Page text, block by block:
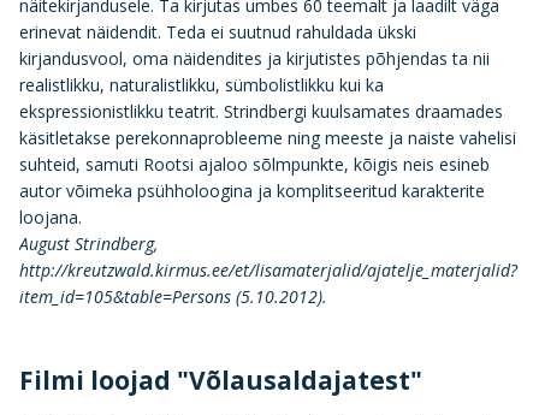
näitekirjandusele. Ta kirjutas umbes 60 teemalt ja laadilt väga
erinevat näidendit. Teda ei suutnud rahuldada ükski
kirjandusvool, oma näidendites ja kirjutistes põhjendas ta nii
realistlikku, naturalistlikku, sümbolistlikku kui ka
ekspressionistlikku teatrit. Strindbergi kuulsamates draamades
käsitletakse perekonnaprobleeme ning meeste ja naiste vahelisi
suhteid, samuti Rootsi ajaloo sõlmpunkte, kõigis neis esineb
autor võimeka psühholoogina ja komplitseeritud karakterite
loojana.
August Strindberg,
http://kreutzwald.kirmus.ee/et/lisamaterjalid/ajatelje_materjalid?
item_id=105&table=Persons (5.10.2012).
Filmi loojad "Võlausaldajatest"